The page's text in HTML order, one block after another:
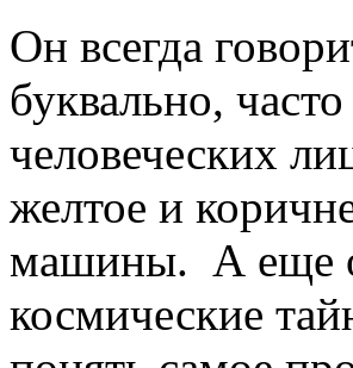
Он всегда
буквально,
человеческих
желтое и
машины. А еще
космические